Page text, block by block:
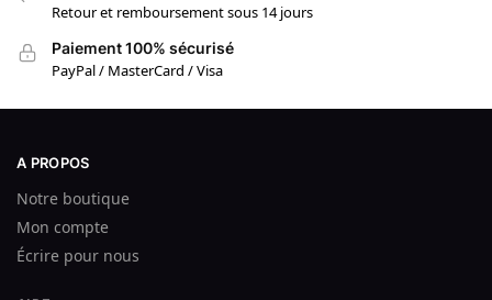
Retour et remboursement sous 14 jours
Paiement 100% sécurisé
PayPal / MasterCard / Visa
A PROPOS
Notre boutique
Mon compte
Écrire pour nous